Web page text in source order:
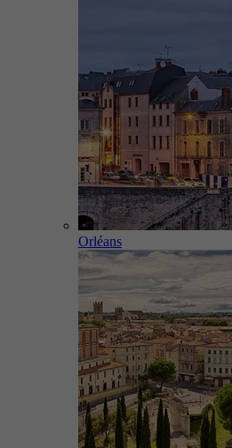
Orléans